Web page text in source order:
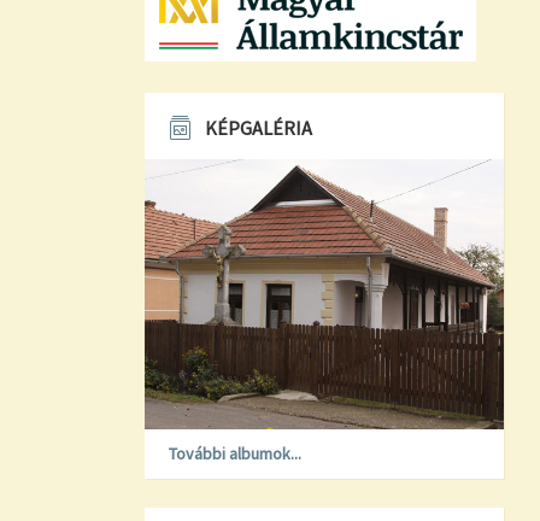
KÉPGALÉRIA
További albumok...